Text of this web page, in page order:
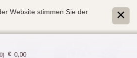
Website stimmen Sie der
€